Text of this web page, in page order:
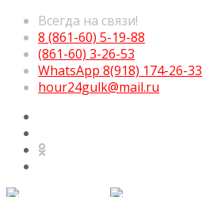
Всегда на связи!
8 (861-60) 5-19-88
(861-60) 3-26-53
WhatsApp 8(918) 174-26-33
hour24gulk@mail.ru